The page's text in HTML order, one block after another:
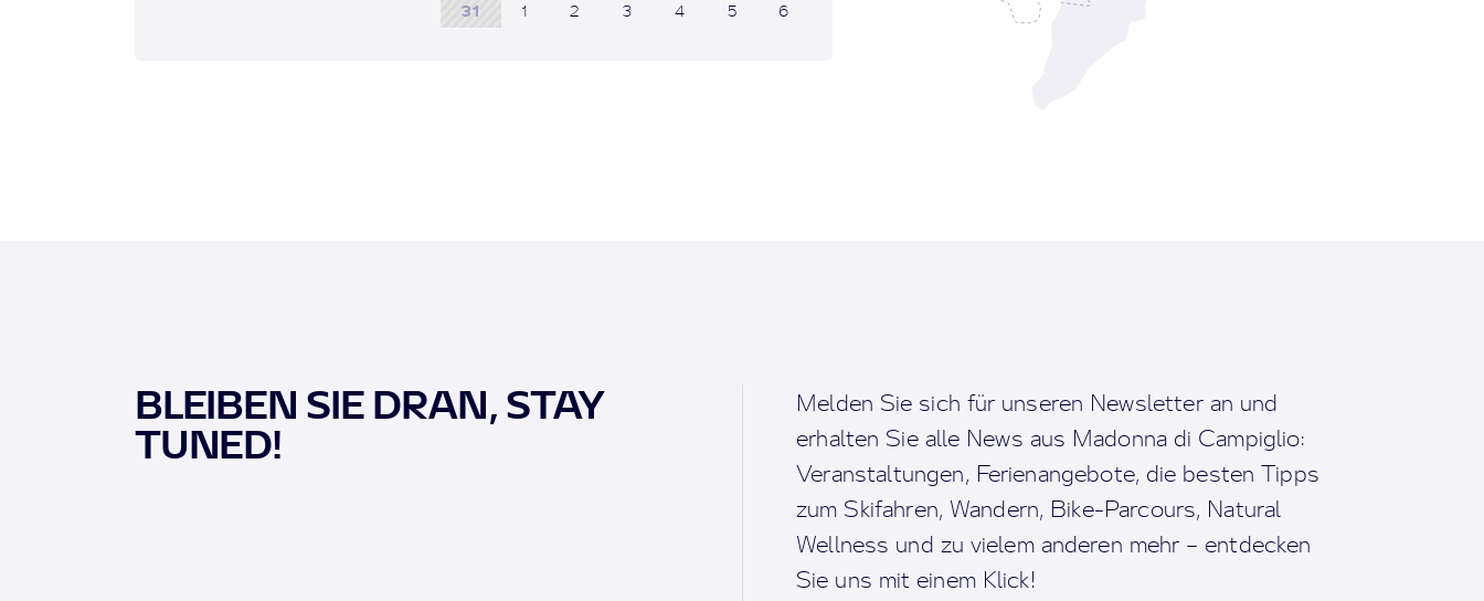
31
1 2 3 4 5 6
BLEIBEN SIE DRAN, STAY
TUNED!
Melden Sie sich für unseren Newsletter an und
erhalten Sie alle News aus Madonna di Campiglio:
Veranstaltungen, Ferienangebote, die besten Tipps
zum Skifahren, Wandern, Bike-Parcours, Natural
Wellness und zu vielem anderen mehr – entdecken
Sie uns mit einem Klick!